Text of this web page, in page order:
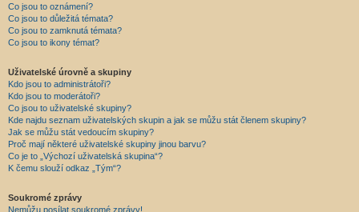
Co jsou to oznámení?
Co jsou to důležitá témata?
Co jsou to zamknutá témata?
Co jsou to ikony témat?
Uživatelské úrovně a skupiny
Kdo jsou to administrátoři?
Kdo jsou to moderátoři?
Co jsou to uživatelské skupiny?
Kde najdu seznam uživatelských skupin a jak se můžu stát členem skupiny?
Jak se můžu stát vedoucím skupiny?
Proč mají některé uživatelské skupiny jinou barvu?
Co je to „Výchozí uživatelská skupina“?
K čemu slouží odkaz „Tým“?
Soukromé zprávy
Nemůžu posílat soukromé zprávy!